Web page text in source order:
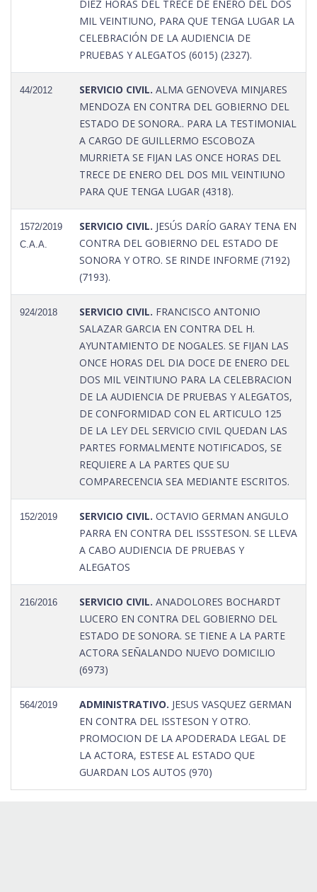
DIEZ HORAS DEL TRECE DE ENERO DEL DOS
MIL VEINTIUNO, PARA QUE TENGA LUGAR LA
CELEBRACIÓN DE LA AUDIENCIA DE
PRUEBAS Y ALEGATOS (6015) (2327).
44/2012 SERVICIO CIVIL. ALMA GENOVEVA MINJARES
MENDOZA EN CONTRA DEL GOBIERNO DEL
ESTADO DE SONORA.. PARA LA TESTIMONIAL
A CARGO DE GUILLERMO ESCOBOZA
MURRIETA SE FIJAN LAS ONCE HORAS DEL
TRECE DE ENERO DEL DOS MIL VEINTIUNO
PARA QUE TENGA LUGAR (4318).
1572/2019
C.A.A.
SERVICIO CIVIL. JESÚS DARÍO GARAY TENA EN
CONTRA DEL GOBIERNO DEL ESTADO DE
SONORA Y OTRO. SE RINDE INFORME (7192)
(7193).
924/2018 SERVICIO CIVIL. FRANCISCO ANTONIO
SALAZAR GARCIA EN CONTRA DEL H.
AYUNTAMIENTO DE NOGALES. SE FIJAN LAS
ONCE HORAS DEL DIA DOCE DE ENERO DEL
DOS MIL VEINTIUNO PARA LA CELEBRACION
DE LA AUDIENCIA DE PRUEBAS Y ALEGATOS,
DE CONFORMIDAD CON EL ARTICULO 125
DE LA LEY DEL SERVICIO CIVIL QUEDAN LAS
PARTES FORMALMENTE NOTIFICADOS, SE
REQUIERE A LA PARTES QUE SU
COMPARECENCIA SEA MEDIANTE ESCRITOS.
152/2019 SERVICIO CIVIL. OCTAVIO GERMAN ANGULO
PARRA EN CONTRA DEL ISSSTESON. SE LLEVA
A CABO AUDIENCIA DE PRUEBAS Y
ALEGATOS
216/2016 SERVICIO CIVIL. ANADOLORES BOCHARDT
LUCERO EN CONTRA DEL GOBIERNO DEL
ESTADO DE SONORA. SE TIENE A LA PARTE
ACTORA SEÑALANDO NUEVO DOMICILIO
(6973)
564/2019 ADMINISTRATIVO. JESUS VASQUEZ GERMAN
EN CONTRA DEL ISSTESON Y OTRO.
PROMOCION DE LA APODERADA LEGAL DE
LA ACTORA, ESTESE AL ESTADO QUE
GUARDAN LOS AUTOS (970)